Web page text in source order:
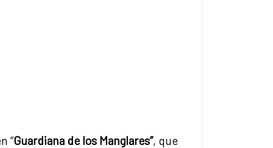
“Guardiana de los Manglares”, que